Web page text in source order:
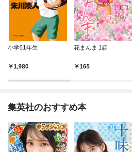
小学61年生
1,980
花まんま 1話
165
集英社のおすすめ本